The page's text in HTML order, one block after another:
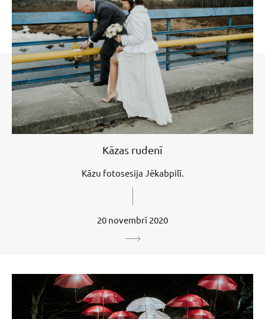
Kāzas rudenī
Kāzu fotosesija Jēkabpilī.
20 novembrī 2020